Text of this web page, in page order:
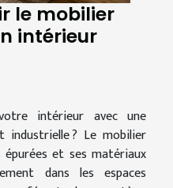
le mobilier
intérieur
intérieur avec une
industrielle ? Le mobilier
épurées et ses matériaux
dans les espaces